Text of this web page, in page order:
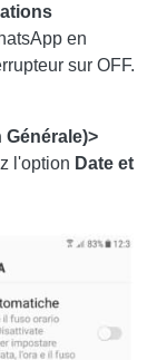
en
sur OFF.
l'option Date et